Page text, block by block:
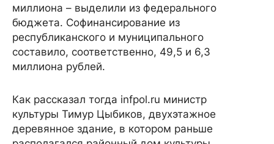
миллиона – выделили из федерального
бюджета. Софинансирование из
республиканского и муниципального
составило, соответственно, 49,5 и 6,3
миллиона рублей.
Как рассказал тогда infpol.ru министр
культуры Тимур Цыбиков, двухэтажное
деревянное здание, в котором раньше